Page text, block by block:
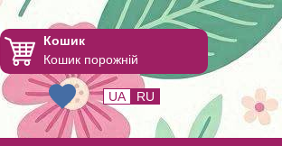
Кошик
Кошик порожній
UA RU